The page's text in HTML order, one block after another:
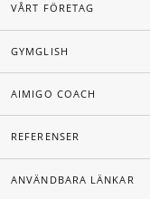
VÅRT FÖRETAG
GYMGLISH
AIMIGO COACH
REFERENSER
ANVÄNDBARA LÄNKAR